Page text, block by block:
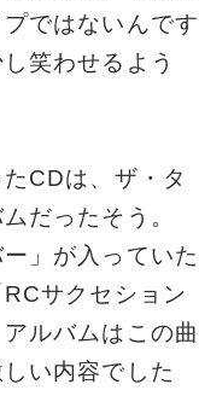
ではないんです
笑わせるよう
CDは、ザ・タ
だったそう。
」が入っていた
サクセション
ルバムはこの曲
い内容でした